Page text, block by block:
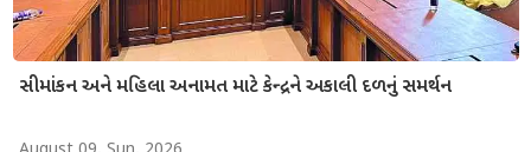
સીમાંકન અને મહિલા અનામત માટે કેન્દ્રને અકાલી દળનું સમર્થન